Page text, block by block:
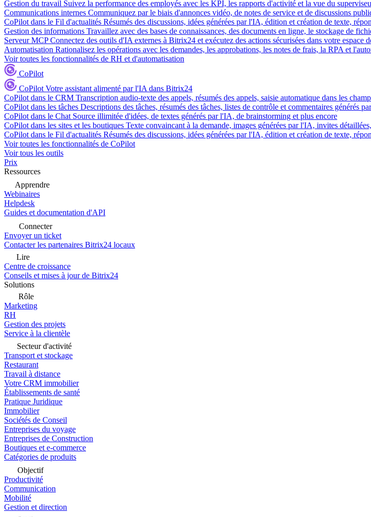
Gestion du travail Suivez la performance des employés avec les KPI, les rapports d'activité et la vue du
Communications internes Communiquez par le biais d'annonces vidéo, de notes de service et de discussions
CoPilot dans le Fil d'actualités Résumés des discussions, idées générées par l'IA, édition et création de texte,
Gestion des informations Travaillez avec des bases de connaissances, des documents en ligne, le stockage de
Serveur MCP Connectez des outils d'IA externes à Bitrix24 et exécutez des actions sécurisées dans votre espace
Automatisation Rationalisez les opérations avec les demandes, les approbations, les notes de frais, la RPA et
Voir toutes les fonctionnalités de RH et d'automatisation
CoPilot
CoPilot Votre assistant alimenté par l'IA dans Bitrix24
CoPilot dans le CRM Transcription audio-texte des appels, résumés des appels, saisie automatique dans les
CoPilot dans les tâches Descriptions des tâches, résumés des tâches, listes de contrôle et commentaires générés
CoPilot dans le Chat Source illimitée d'idées, de textes générés par l'IA, de brainstorming et plus encore
CoPilot dans les sites et les boutiques Texte convaincant à la demande, images générées par l'IA, invites
CoPilot dans le Fil d'actualités Résumés des discussions, idées générées par l'IA, édition et création de texte,
Voir toutes les fonctionnalités de CoPilot
Voir tous les outils
Prix
Ressources
Apprendre
Webinaires
Helpdesk
Guides et documentation d'API
Connecter
Envoyer un ticket
Contacter les partenaires Bitrix24 locaux
Lire
Centre de croissance
Conseils et mises à jour de Bitrix24
Solutions
Rôle
Marketing
RH
Gestion des projets
Service à la clientèle
Secteur d'activité
Transport et stockage
Restaurant
Travail à distance
Votre CRM immobilier
Établissements de santé
Pratique Juridique
Immobilier
Sociétés de Conseil
Entreprises du voyage
Entreprises de Construction
Boutiques et e-commerce
Catégories de produits
Objectif
Productivité
Communication
Mobilité
Gestion et direction